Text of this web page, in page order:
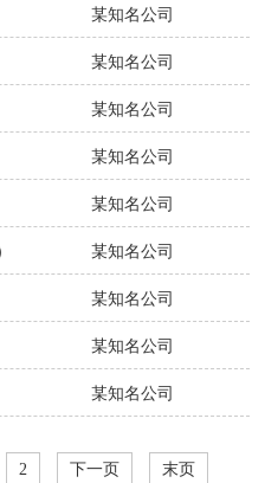
某知名公司
某知名公司
某知名公司
某知名公司
某知名公司
某知名公司
某知名公司
某知名公司
某知名公司
2 下一页 末页